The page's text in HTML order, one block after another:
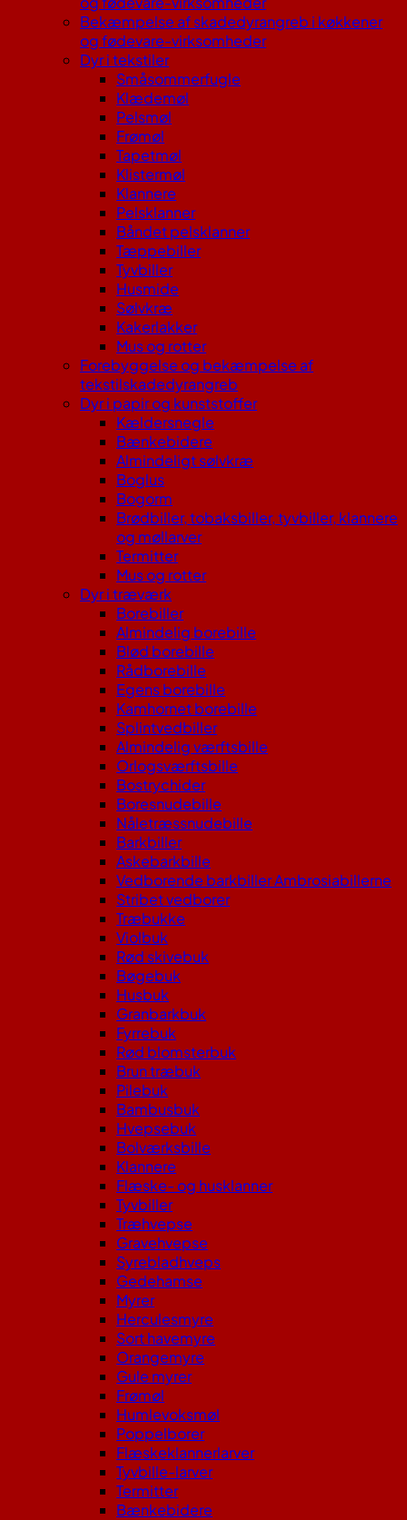
Bekæmpelse af skadedyrangreb i køkkener
og fødevare-virksomheder
Dyr i tekstiler
Småsommerfugle
Klædemøl
Pelsmøl
Frømøl
Tapetmøl
Klistermøl
Klannere
Pelsklanner
Båndet pelsklanner
Tæppebiller
Tyvbiller
Husmide
Sølvkræ
Kakerlakker
Mus og rotter
Forebyggelse og bekæmpelse af
tekstilskadedyrangreb
Dyr i papir og kunststoffer
Kældersnegle
Bænkebidere
Almindeligt sølvkræ
Boglus
Bogorm
Brødbiller, tobaksbiller, tyvbiller, klannere
og møllarver
Termitter
Mus og rotter
Dyr i træværk
Borebiller
Almindelig borebille
Blød borebille
Rådborebille
Egens borebille
Kamhornet borebille
Splintvedbiller
Almindelig værftsbille
Orlogsværftsbille
Bostrychider
Boresnudebille
Nåletræssnudebille
Barkbiller
Askebarkbille
Vedborende barkbiller Ambrosiabillerne
Stribet vedborer
Træbukke
Violbuk
Rød skivebuk
Bøgebuk
Husbuk
Granbarkbuk
Fyrrebuk
Rød blomsterbuk
Brun træbuk
Pilebuk
Bambusbuk
Hvepsebuk
Bolværksbille
Klannere
Flæske- og husklanner
Tyvbiller
Træhvepse
Gravehvepse
Syrebladhveps
Gedehamse
Myrer
Herculesmyre
Sort havemyre
Orangemyre
Gule myrer
Frømøl
Humlevoksmøl
Poppelborer
Flæskeklannerlarver
Tyvbille-larver
Termitter
Bænkebidere